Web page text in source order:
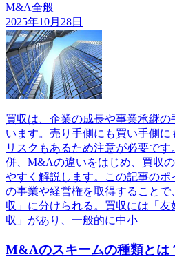
M&A全般
2025年10月28日
買収は、企業の成長や事業承継
います。売り手側にも買い手側に
リスクもあるため注意が必要で
併、M&Aの違いをはじめ、買収
やすく解説します。この記事の
の事業や経営権を取得すること
収」に分けられる。買収には「
収」があり、一般的に中小
M&Aのスキームの種類とは